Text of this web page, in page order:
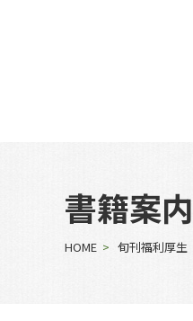
書籍案内
HOME > 旬刊福利厚生